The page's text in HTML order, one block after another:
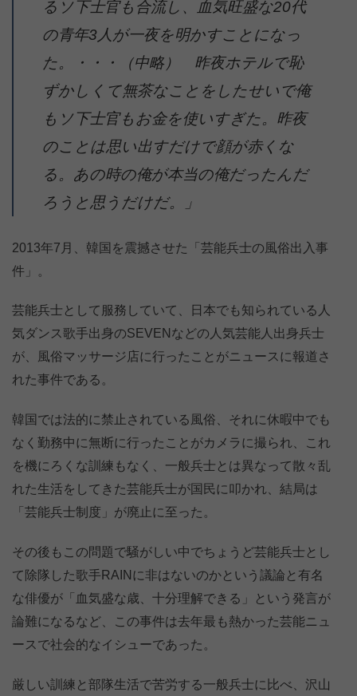
るソ下士官も合流し、血気旺盛な20代
の青年3人が一夜を明かすことになっ
た。・・・（中略） 昨夜ホテルで恥
ずかしくて無茶なことをしたせいで俺
もソ下士官もお金を使いすぎた。昨夜
のことは思い出すだけで顔が赤くな
る。あの時の俺が本当の俺だったんだ
ろうと思うだけだ。」
2013年7月、韓国を震撼させた「芸能兵士の風俗出入事
件」。
芸能兵士として服務していて、日本でも知られている人
気ダンス歌手出身のSEVENなどの人気芸能人出身兵士
が、風俗マッサージ店に行ったことがニュースに報道さ
れた事件である。
韓国では法的に禁止されている風俗、それに休暇中でも
なく勤務中に無断に行ったことがカメラに撮られ、これ
を機にろくな訓練もなく、一般兵士とは異なって散々乱
れた生活をしてきた芸能兵士が国民に叩かれ、結局は
「芸能兵士制度」が廃止に至った。
その後もこの問題で騒がしい中でちょうど芸能兵士とし
て除隊した歌手RAINに非はないのかという議論と有名
な俳優が「血気盛な歳、十分理解できる」という発言が
論難になるなど、この事件は去年最も熱かった芸能ニュ
ースで社会的なイシューであった。
厳しい訓練と部隊生活で苦労する一般兵士に比べ、沢山